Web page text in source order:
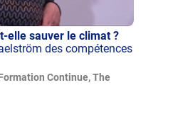
elle sauver le climat ?
des compétences
Continue, The